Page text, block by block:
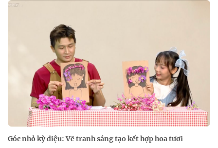
Góc nhỏ kỳ diệu: Vẽ tranh sáng tạo kết hợp hoa tươi